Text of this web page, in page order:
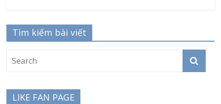
Tìm kiếm bài viết
LIKE FAN PAGE